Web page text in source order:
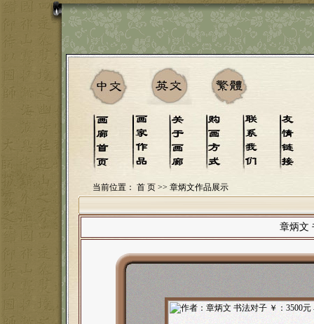
当前位置： 首 页>> 章炳文作品展示
章炳文